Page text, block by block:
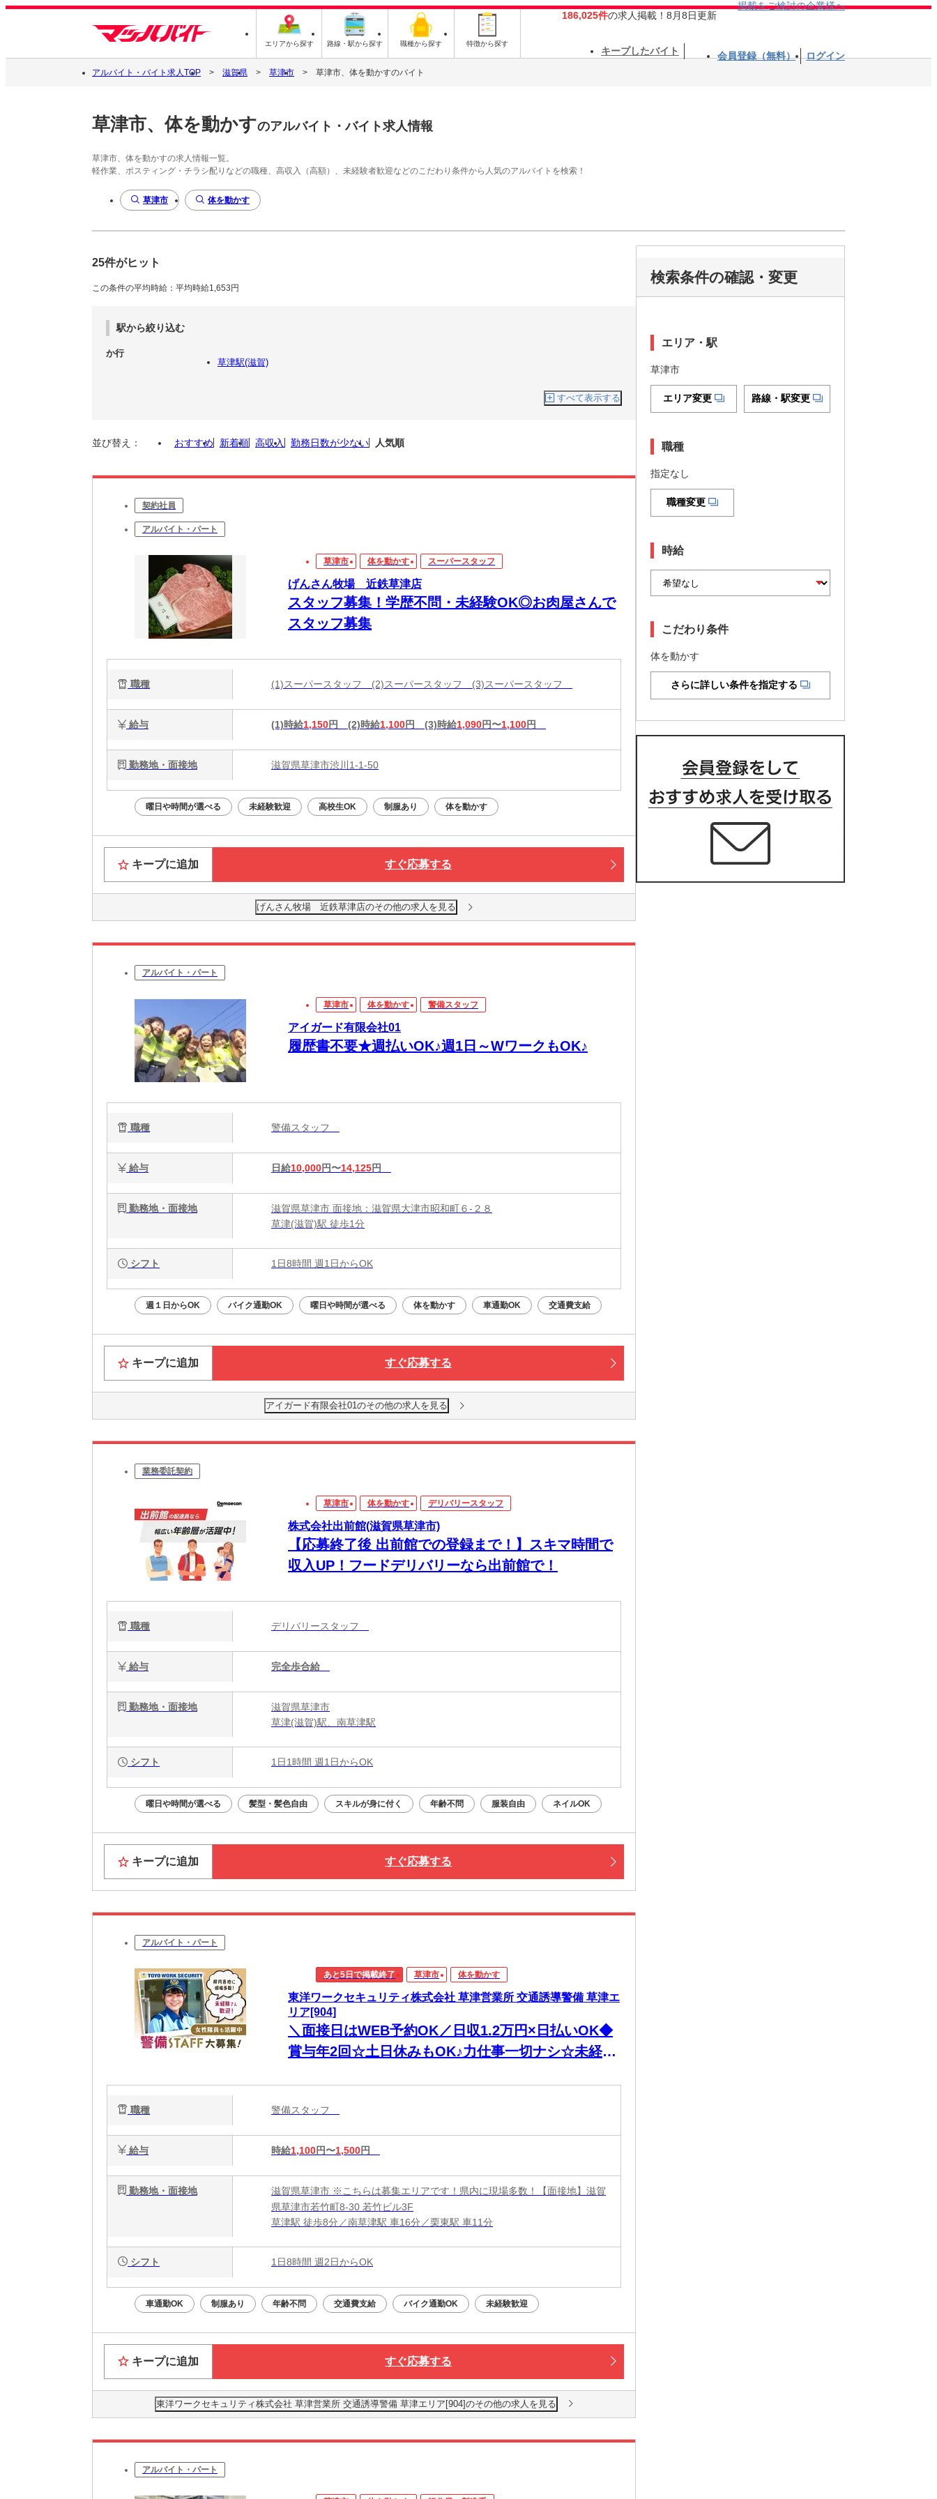
エリアから探す 路線・駅から探す 職種から探す 特徴から探す
186,025件の求人掲載！8月8日更新
掲載をご検討の企業様へ
キープしたバイト 会員登録（無料） ログイン
アルバイト・バイト求人TOP 滋賀県 草津市 草津市、体を動かすのバイト
草津市、体を動かすのアルバイト・バイト求人情報
草津市、体を動かすの求人情報一覧。
軽作業、ポスティング・チラシ配りなどの職種、高収入（高額）、未経験者歓迎などのこだわり条件から人気のアルバイトを検索！
草津市 体を動かす
25件がヒット
この条件の平均時給：平均時給1,653円
駅から絞り込む
か行
草津駅(滋賀)
すべて表示する
並び替え： おすすめ 新着順 高収入 勤務日数が少ない 人気順
契約社員
アルバイト・パート
草津市 体を動かす スーパースタッフ
げんさん牧場 近鉄草津店
スタッフ募集！学歴不問・未経験OK◎お肉屋さんで
スタッフ募集
職種 (1)スーパースタッフ (2)スーパースタッフ (3)スーパースタッフ
給与 (1)時給1,150円 (2)時給1,100円 (3)時給1,090円〜1,100円
勤務地・面接地 滋賀県草津市渋川1-1-50
曜日や時間が選べる 未経験歓迎 高校生OK 制服あり 体を動かす
キープに追加 すぐ応募する
げんさん牧場 近鉄草津店のその他の求人を見る
アルバイト・パート
草津市 体を動かす 警備スタッフ
アイガード有限会社01
履歴書不要★週払いOK♪週1日～WワークもOK♪
職種 警備スタッフ
給与 日給10,000円〜14,125円
勤務地・面接地
滋賀県草津市 面接地：滋賀県大津市昭和町６-２８
草津(滋賀)駅 徒歩1分
シフト 1日8時間 週1日からOK
週１日からOK バイク通勤OK 曜日や時間が選べる 体を動かす 車通勤OK 交通費支給
キープに追加 すぐ応募する
アイガード有限会社01のその他の求人を見る
業務委託契約
草津市 体を動かす デリバリースタッフ
株式会社出前館(滋賀県草津市)
【応募終了後 出前館での登録まで！】スキマ時間で
収入UP！フードデリバリーなら出前館で！
職種 デリバリースタッフ
給与 完全歩合給
勤務地・面接地
滋賀県草津市
草津(滋賀)駅、南草津駅
シフト 1日1時間 週1日からOK
曜日や時間が選べる 髪型・髪色自由 スキルが身に付く 年齢不問 服装自由 ネイルOK
キープに追加 すぐ応募する
アルバイト・パート
あと5日で掲載終了 草津市 体を動かす
東洋ワークセキュリティ株式会社 草津営業所 交通誘導警備 草津エ
リア[904]
＼面接日はWEB予約OK／日収1.2万円×日払いOK◆
賞与年2回☆土日休みもOK♪力仕事一切ナシ☆未経験
職種 警備スタッフ
給与 時給1,100円〜1,500円
勤務地・面接地
滋賀県草津市 ※こちらは募集エリアです！県内に現場多数！【面接地】滋賀
県草津市若竹町8-30 若竹ビル3F
草津駅 徒歩8分／南草津駅 車16分／栗東駅 車11分
シフト 1日8時間 週2日からOK
車通勤OK 制服あり 年齢不問 交通費支給 バイク通勤OK 未経験歓迎
キープに追加 すぐ応募する
東洋ワークセキュリティ株式会社 草津営業所 交通誘導警備 草津エリア[904]のその他の求人を見る
アルバイト・パート
検索条件の確認・変更
エリア・駅
草津市
エリア変更 路線・駅変更
職種
指定なし
職種変更
時給
こだわり条件
体を動かす
さらに詳しい条件を指定する